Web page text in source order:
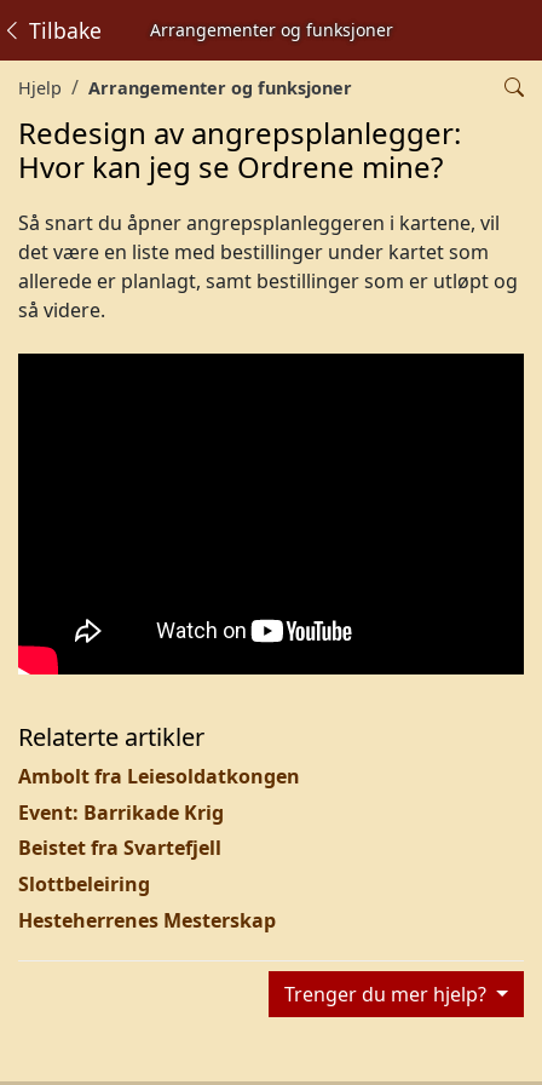
Arrangementer og funksjoner
Tilbake
Hjelp Arrangementer og funksjoner
Redesign av angrepsplanlegger:
Hvor kan jeg se Ordrene mine?
Så snart du åpner angrepsplanleggeren i kartene, vil
det være en liste med bestillinger under kartet som
allerede er planlagt, samt bestillinger som er utløpt og
så videre.
Relaterte artikler
Ambolt fra Leiesoldatkongen
Event: Barrikade Krig
Beistet fra Svartefjell
Slottbeleiring
Hesteherrenes Mesterskap
Trenger du mer hjelp?